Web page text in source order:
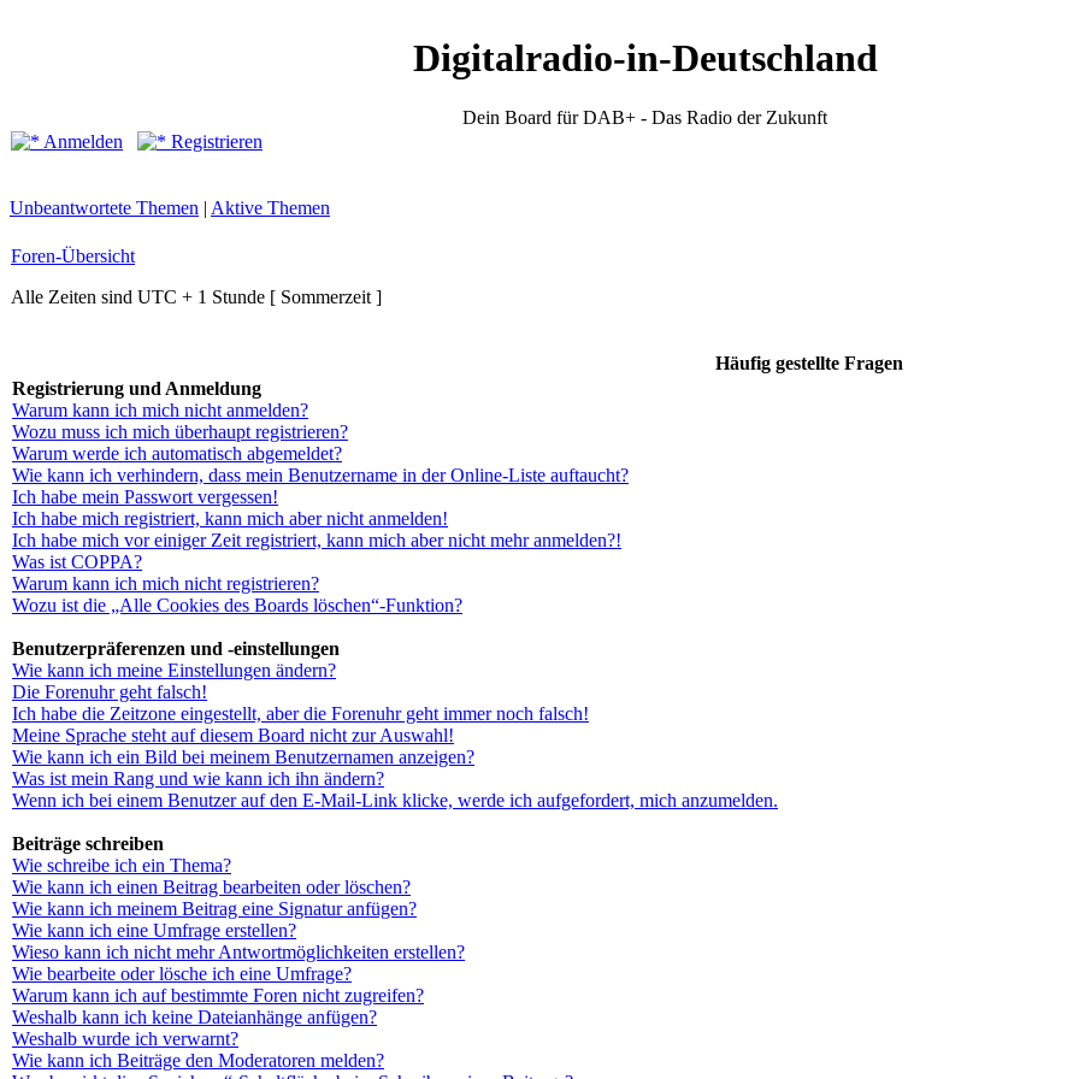
Digitalradio-in-Deutschland
Dein Board für DAB+ - Das Radio der Zukunft
Anmelden
Registrieren
Unbeantwortete Themen | Aktive Themen
Foren-Übersicht
Alle Zeiten sind UTC + 1 Stunde [ Sommerzeit ]
Häufig gestellte Fragen
Registrierung und Anmeldung
Warum kann ich mich nicht anmelden?
Wozu muss ich mich überhaupt registrieren?
Warum werde ich automatisch abgemeldet?
Wie kann ich verhindern, dass mein Benutzername in der Online-Liste auftaucht?
Ich habe mein Passwort vergessen!
Ich habe mich registriert, kann mich aber nicht anmelden!
Ich habe mich vor einiger Zeit registriert, kann mich aber nicht mehr anmelden?!
Was ist COPPA?
Warum kann ich mich nicht registrieren?
Wozu ist die „Alle Cookies des Boards löschen“-Funktion?
Benutzerpräferenzen und -einstellungen
Wie kann ich meine Einstellungen ändern?
Die Forenuhr geht falsch!
Ich habe die Zeitzone eingestellt, aber die Forenuhr geht immer noch falsch!
Meine Sprache steht auf diesem Board nicht zur Auswahl!
Wie kann ich ein Bild bei meinem Benutzernamen anzeigen?
Was ist mein Rang und wie kann ich ihn ändern?
Wenn ich bei einem Benutzer auf den E-Mail-Link klicke, werde ich aufgefordert, mich anzumelden.
Beiträge schreiben
Wie schreibe ich ein Thema?
Wie kann ich einen Beitrag bearbeiten oder löschen?
Wie kann ich meinem Beitrag eine Signatur anfügen?
Wie kann ich eine Umfrage erstellen?
Wieso kann ich nicht mehr Antwortmöglichkeiten erstellen?
Wie bearbeite oder lösche ich eine Umfrage?
Warum kann ich auf bestimmte Foren nicht zugreifen?
Weshalb kann ich keine Dateianhänge anfügen?
Weshalb wurde ich verwarnt?
Wie kann ich Beiträge den Moderatoren melden?